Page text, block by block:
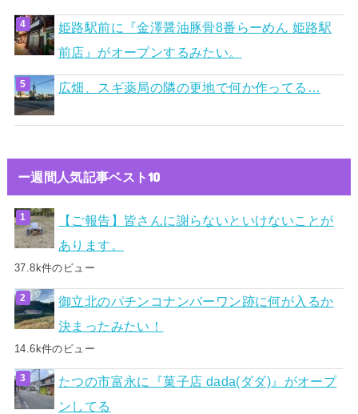
姫路駅前に『金澤醤油豚骨8番らーめん 姫路駅
前店』がオープンするみたい。
広畑、スギ薬局の隣の更地で何か作ってる…
ー週間人気記事ベスト10
【ご報告】皆さんに謝らないといけないことが
あります。
37.8k件のビュー
御立北のパチンコナンバーワン跡に何が入るか
決まったみたい！
14.6k件のビュー
たつの市富永に『菓子店 dada(ダダ)』がオープ
ンしてる